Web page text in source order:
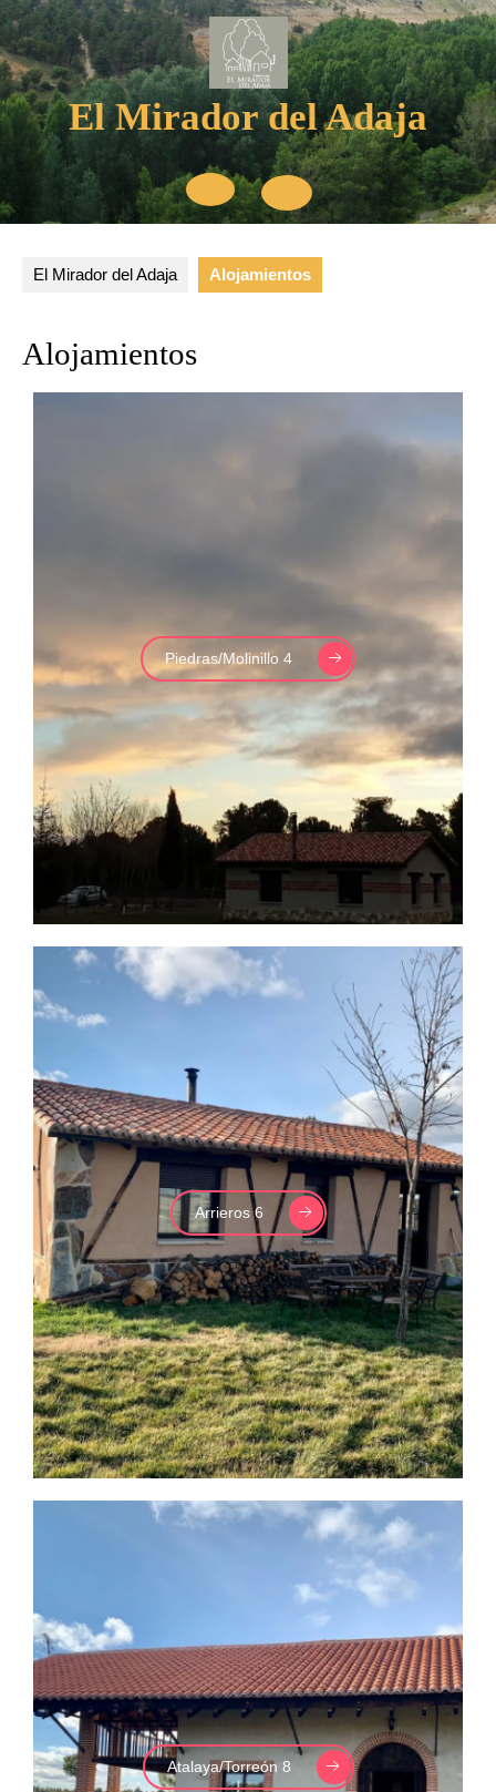
El Mirador del Adaja
El Mirador del Adaja Alojamientos
Alojamientos
Piedras/Molinillo 4
Arrieros 6
Atalaya/Torreón 8